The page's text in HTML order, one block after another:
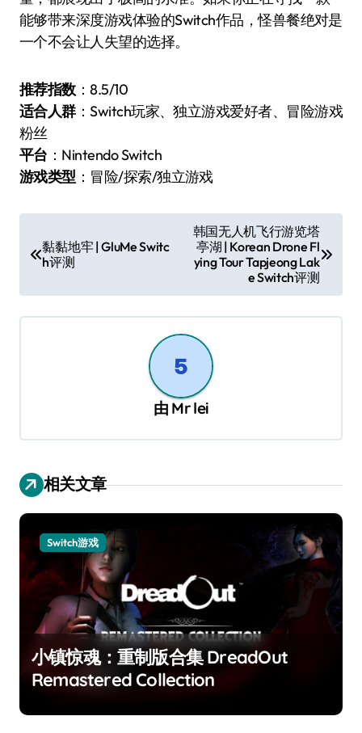
能够带来深度游戏体验的Switch作品，怪兽餐绝对是
一个不会让人失望的选择。
推荐指数：8.5/10
适合人群：Switch玩家、独立游戏爱好者、冒险游戏
粉丝
平台 ：Nintendo Switch
游戏类型 ：冒险/探索/独立游戏
章 黏黏地牢 | GluMe Switc
h评测
韩国无人机飞行游览塔
亭湖 | Korean Drone Fl
ying Tour Tapjeong Lak
e Switch评测
由 Mr lei
相关文章
Switch游戏
小镇惊魂：重制版合集 DreadOut
Remastered Collection